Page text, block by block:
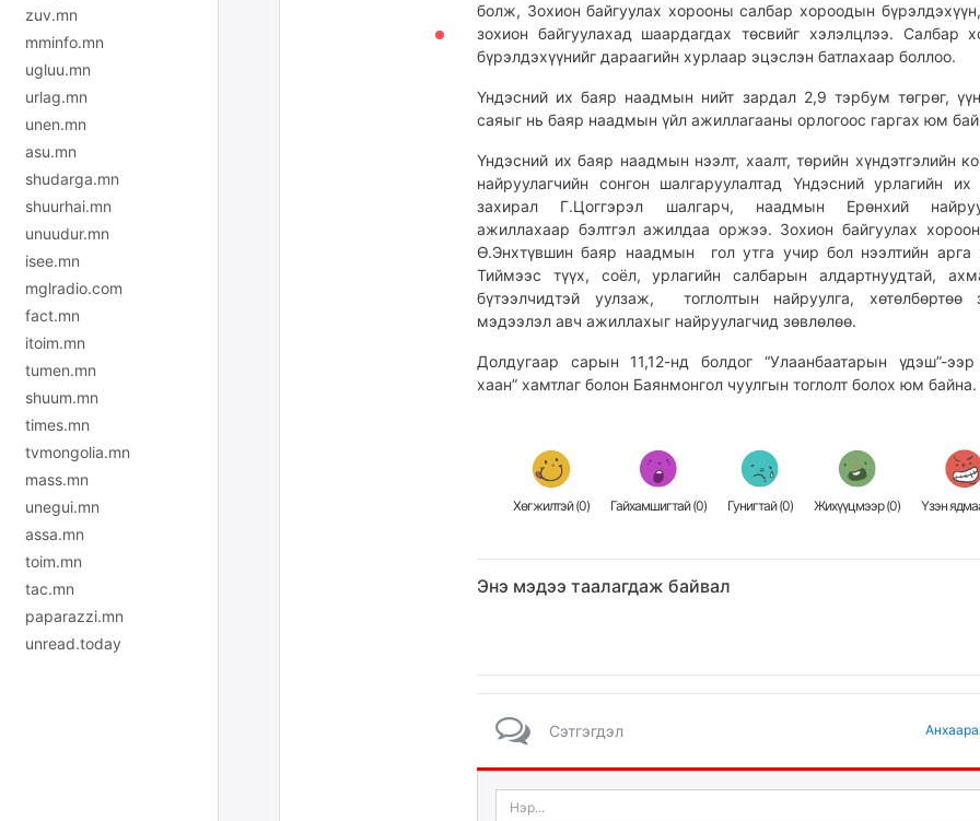
zuv.mn
mminfo.mn
ugluu.mn
urlag.mn
unen.mn
asu.mn
shudarga.mn
shuurhai.mn
unuudur.mn
isee.mn
mglradio.com
fact.mn
itoim.mn
tumen.mn
shuum.mn
times.mn
tvmongolia.mn
mass.mn
unegui.mn
assa.mn
toim.mn
tac.mn
paparazzi.mn
unread.today
болж, Зохион байгуулах хорооны салбар хороодын
зохион байгуулахад шаардагдах төсвийг хэлэлцлээ. Салбар
бүрэлдэхүүнийг дараагийн хурлаар эцэслэн батлахаар боллоо.
Үндэсний их баяр наадмын нийт зардал 2,9 тэрбум төгрөг,
саяыг нь баяр наадмын үйл ажиллагааны орлогоос гаргах юм
Үндэсний их баяр наадмын нээлт, хаалт, төрийн хүндэтгэлийн
найруулагчийн сонгон шалгаруулалтад Үндэсний урлагийн их
захирал Г.Цоггэрэл шалгарч, наадмын Ерөнхий
ажиллахаар бэлтгэл ажилдаа оржээ. Зохион байгуулах
Ө.Энхтүвшин баяр наадмын гол утга учир бол нээлтийн арга
Тиймээс түүх, соёл, урлагийн салбарын алдартнуудтай,
бүтээлчидтэй уулзаж, тоглолтын найруулга, хөтөлбөртөө
мэдээлэл авч ажиллахыг найруулагчид зөвлөлөө.
Долдугаар сарын 11,12-нд болдог “Улаанбаатарын үдэш”-ээр
хаан” хамтлаг болон Баянмонгол чуулгын тоглолт болох юм байна.
Хөгжилтэй (0) Гайхамшигтай (0) Гунигтай (0) Жихүүцмээр (0) Үзэн
Энэ мэдээ таалагдаж байвал
Сэтгэгдэл